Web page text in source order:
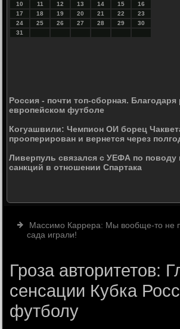
10
11 12 13 14 15
16
17
18 19 20 21 22
23
24
25 26 27 28 29
30
31
Россия - почти топ-сборная.
европейском футболе
Когуашвили: Чемпион ОИ борец
прооперирован и вернется через
Ливерпуль связался с УЕФА по
санкций в отношении Спартака
Массимо Каррера: Мы вообще-то не
сада играли!
Гроза авторитетов:
сенсации Кубка
футболу